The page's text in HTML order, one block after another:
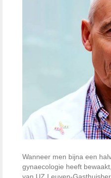
Wanneer men bijna een
gynaecologie heeft